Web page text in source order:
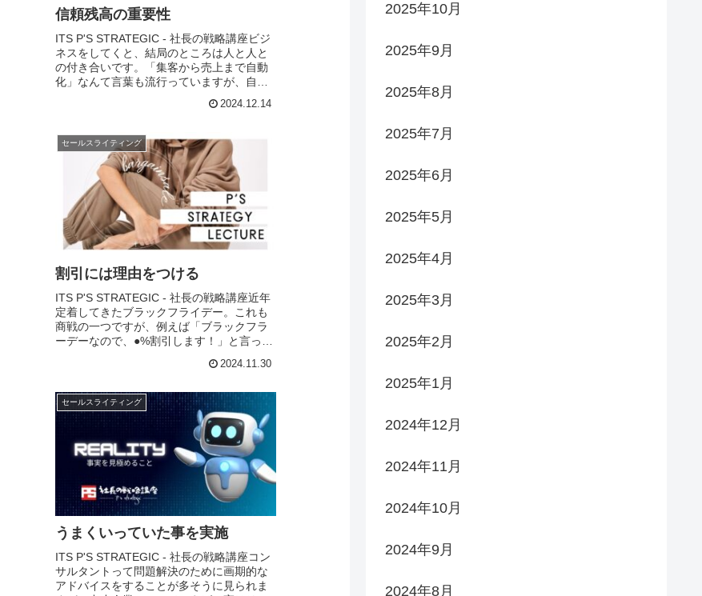
信頼残高の重要性
ITS P'S STRATEGIC - 社長の戦略講座ビジ
ネスをしてくと、結局のところは人と人と
の付き合いです。「集客から売上まで自動
化」なんて言葉も流行っていますが、自動
っぱり必要になります。 特に、...2024.12.14
セールスライティング
割引には理由をつける
ITS P'S STRATEGIC - 社長の戦略講座近年
定着してきたブラックフライデー。これも
商戦の一つですが、例えば「ブラックフラ
ーデーなので、●%割引します！」と言った
すよね？ 何らかの店に行った...
2024.11.30
セールスライティング
うまくいっていた事を実施
ITS P'S STRATEGIC - 社長の戦略講座コン
サルタントって問題解決のために画期的な
アドバイスをすることが多そうに見られま
2025年10月
2025年9月
2025年8月
2025年7月
2025年6月
2025年5月
2025年4月
2025年3月
2025年2月
2025年1月
2024年12月
2024年11月
2024年10月
2024年9月
2024年8月